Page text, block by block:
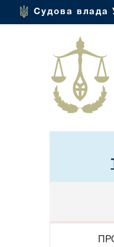
Судова влада